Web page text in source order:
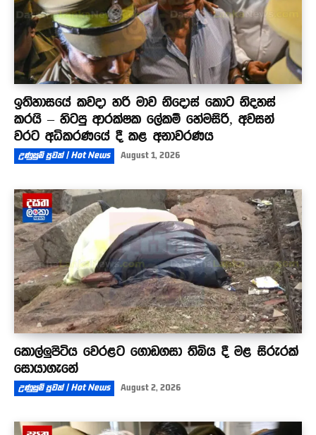
ඉතිහාසයේ කවදා හරි මාව නිදොස් කොට නිදහස්
කරයි – හිටපු ආරක්ෂක ලේකම් හේමසිරි, අවසන්
වරට අධිකරණයේ දී කළ අනාවරණය
උණුසුම් පුවත් | Hot News August 1, 2026
කොල්ලුපිටිය වෙරළට ගොඩගසා තිබිය දී මළ සිරුරක්
සොයාගැනේ
උණුසුම් පුවත් | Hot News August 2, 2026